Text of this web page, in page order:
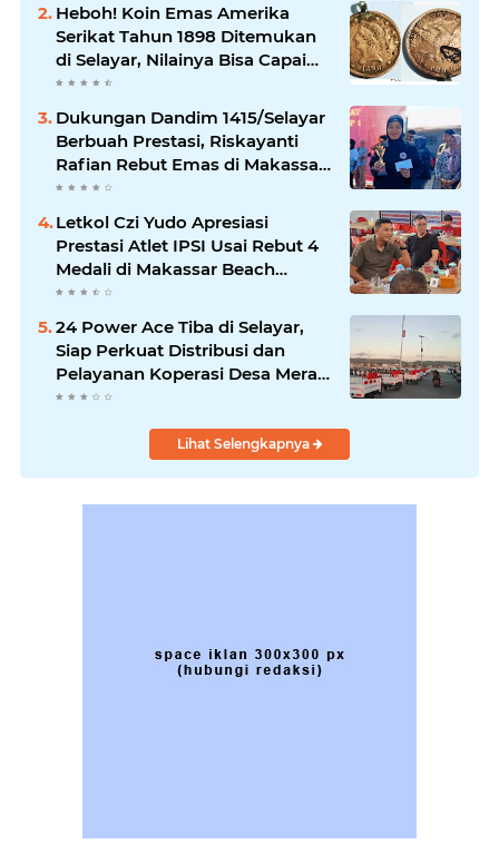
Heboh! Koin Emas Amerika
Serikat Tahun 1898 Ditemukan
di Selayar, Nilainya Bisa Capai
Rp873 Juta
Dukungan Dandim 1415/Selayar
Berbuah Prestasi, Riskayanti
Rafian Rebut Emas di Makassar
Beach Championship
Letkol Czi Yudo Apresiasi
Prestasi Atlet IPSI Usai Rebut 4
Medali di Makassar Beach
Championship
24 Power Ace Tiba di Selayar,
Siap Perkuat Distribusi dan
Pelayanan Koperasi Desa Merah
Putih
Lihat Selengkapnya